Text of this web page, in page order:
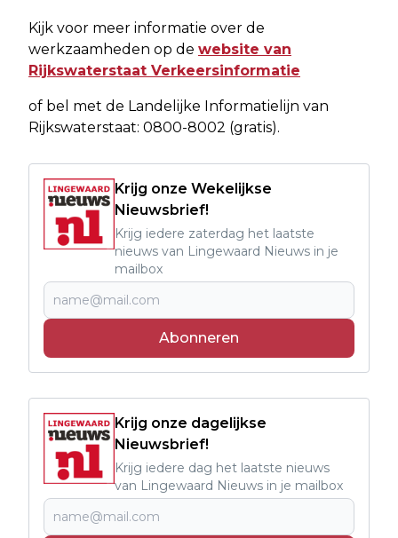
Kijk voor meer informatie over de
werkzaamheden op de website van
Rijkswaterstaat Verkeersinformatie
of bel met de Landelijke Informatielijn van
Rijkswaterstaat: 0800-8002 (gratis).
Krijg onze Wekelijkse
Nieuwsbrief!
Krijg iedere zaterdag het laatste
nieuws van Lingewaard Nieuws in je
mailbox
Abonneren
Krijg onze dagelijkse
Nieuwsbrief!
Krijg iedere dag het laatste nieuws
van Lingewaard Nieuws in je mailbox